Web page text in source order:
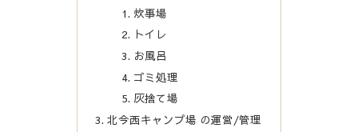
炊事場
トイレ
お風呂
ゴミ処理
灰捨て場
北今西キャンプ場 の運営/管理